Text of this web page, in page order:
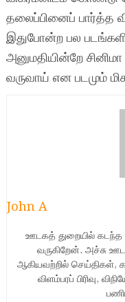
தலைப்பினைப் பார்த்த
இதுபோன்ற பல
அனுமதியின்றே
வருவாய் என படமும்
John A
ஊடகத் துறையில் கடந்த
வருகிறேன். அச்சு
ஆகியவற்றில் செய்திகள்,
விளம்பரப் பிரிவு,